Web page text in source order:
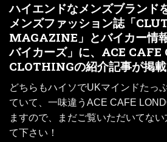
ハイエンドなメンズブランド
メンズファッション誌「
MAGAZINE」とバイカー情
バイカーズ」に、ACE
CLOTHINGの紹介記事が掲載
どちらもハイソでUKマインドたっ
ていて、一味違うACE CAFE
ますので、まだご覧いただいてな
て下さい！